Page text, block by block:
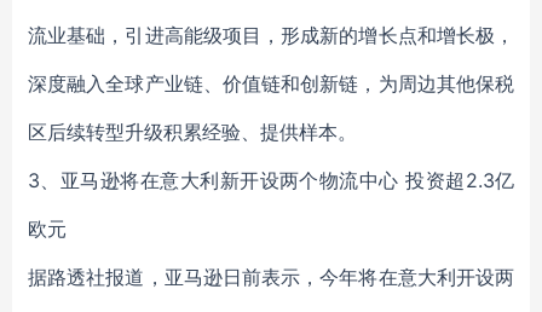
流业基础，引进高能级项目，形成新的增长点和增长极，
深度融入全球产业链、价值链和创新链，为周边其他保税
区后续转型升级积累经验、提供样本。
3、亚马逊将在意大利新开设两个物流中心 投资超2.3亿
欧元
据路透社报道，亚马逊日前表示，今年将在意大利开设两